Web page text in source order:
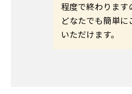
程度で終わります
どなたでも簡単に
いただけます。